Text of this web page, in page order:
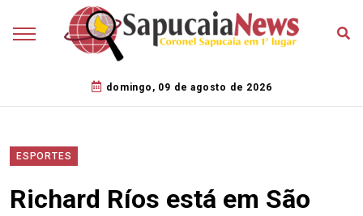
domingo, 09 de agosto de 2026
ESPORTES
Richard Ríos está em São